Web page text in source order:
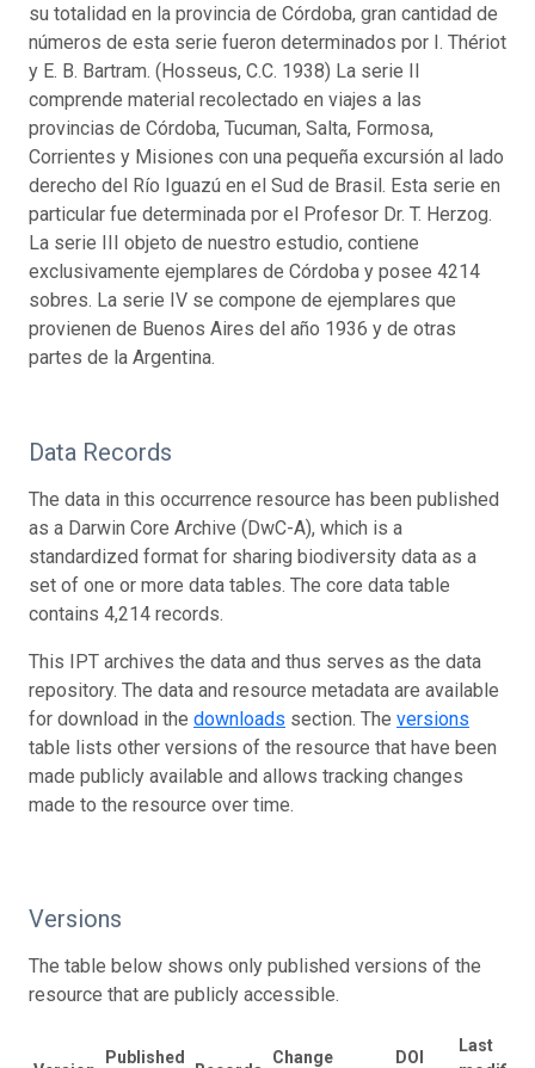
su totalidad en la provincia de Córdoba, gran cantidad de
números de esta serie fueron determinados por I. Thériot
y E. B. Bartram. (Hosseus, C.C. 1938) La serie II
comprende material recolectado en viajes a las
provincias de Córdoba, Tucuman, Salta, Formosa,
Corrientes y Misiones con una pequeña excursión al lado
derecho del Río Iguazú en el Sud de Brasil. Esta serie en
particular fue determinada por el Profesor Dr. T. Herzog.
La serie III objeto de nuestro estudio, contiene
exclusivamente ejemplares de Córdoba y posee 4214
sobres. La serie IV se compone de ejemplares que
provienen de Buenos Aires del año 1936 y de otras
partes de la Argentina.
Data Records
The data in this occurrence resource has been published
as a Darwin Core Archive (DwC-A), which is a
standardized format for sharing biodiversity data as a
set of one or more data tables. The core data table
contains 4,214 records.
This IPT archives the data and thus serves as the data
repository. The data and resource metadata are available
for download in the downloads section. The versions
table lists other versions of the resource that have been
made publicly available and allows tracking changes
made to the resource over time.
Versions
The table below shows only published versions of the
resource that are publicly accessible.
Published
Change
DOI
Last